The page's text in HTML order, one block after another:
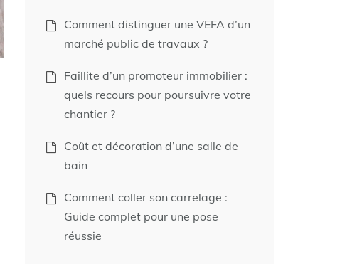
Comment distinguer une VEFA d’un
marché public de travaux ?
Faillite d’un promoteur immobilier :
quels recours pour poursuivre votre
chantier ?
Coût et décoration d’une salle de
bain
Comment coller son carrelage :
Guide complet pour une pose
réussie